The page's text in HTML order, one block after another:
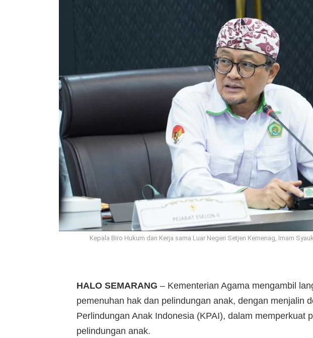
Kepala Biro Hukum dan Kerja sama Luar Negeri Setjen Kemenag, Imam
HALO SEMARANG – Kementerian Agama mengambil
pemenuhan hak dan pelindungan anak, dengan menjalin
Perlindungan Anak Indonesia (KPAI), dalam memperkuat
pelindungan anak.